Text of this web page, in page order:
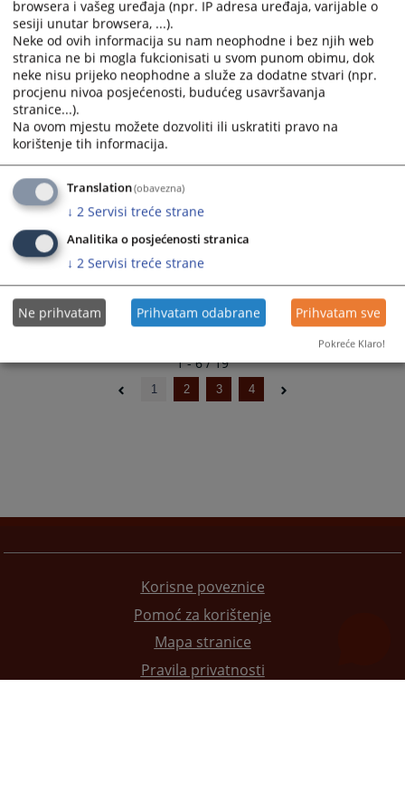
and
select
a
date.
Press
the
question
mark
key
get
the
keyboard
shortcuts
changing
dates.
and
select
a
date.
Press
question
mark
to
get
the
shortcuts
changing
dates.
09.06.2025.
68 2 P 031963 21 P, Utvrđenje i uknjižba prava služnosti
09.06.2025.
68 2 P 034179 22 P, Naknada štete
09.06.2025.
68 2 P 036310 23 P, Utvrđenje ništavnosti ugovora
09.06.2025.
68 2 P 018588 18 P, Ugovor o poklonu nekretnina
1 - 6 / 19
1 2 3 4
Korisne poveznice
Pomoć za korištenje
Mapa stranice
Pravila privatnosti
browsera i vašeg uređaja (npr. IP adresa uređaja, varijable o
sesiji unutar browsera, ...).
Neke od ovih informacija su nam neophodne i bez njih web
stranica ne bi mogla fukcionisati u svom punom obimu, dok
neke nisu prijeko neophodne a služe za dodatne stvari (npr.
procjenu nivoa posjećenosti, budućeg usavršavanja
stranice...).
Na ovom mjestu možete dozvoliti ili uskratiti pravo na
korištenje tih informacija.
Translation(obavezna)
↓ 2 Servisi treće strane
Analitika o posjećenosti stranica
↓ 2 Servisi treće strane
Ne prihvatam Prihvatam odabrane Prihvatam sve
Pokreće Klaro!